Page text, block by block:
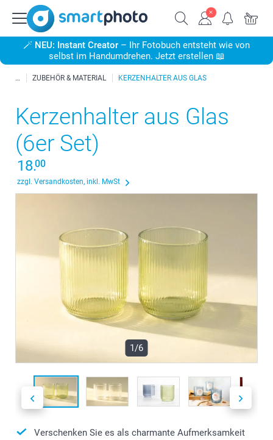
🪄 NEU: Instant Creator – Ihr Fotobuch entsteht wie von
selbst im Handumdrehen. Jetzt erstellen 📖
ZUBEHÖR & MATERIAL KERZENHALTER AUS GLAS
Kerzenhalter aus Glas
(6er Set)
18.00
zzgl. Versandkosten, inkl. MwSt
1/6
Verschenken Sie es als charmante Aufmerksamkeit